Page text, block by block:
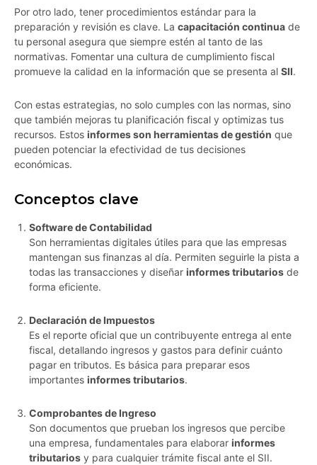
Por otro lado, tener procedimientos estándar para la
preparación y revisión es clave. La capacitación continua de
tu personal asegura que siempre estén al tanto de las
normativas. Fomentar una cultura de cumplimiento fiscal
promueve la calidad en la información que se presenta al SII.
Con estas estrategias, no solo cumples con las normas, sino
que también mejoras tu planificación fiscal y optimizas tus
recursos. Estos informes son herramientas de gestión que
pueden potenciar la efectividad de tus decisiones
económicas.
Conceptos clave
Software de Contabilidad
Son herramientas digitales útiles para que las empresas
mantengan sus finanzas al día. Permiten seguirle la pista a
todas las transacciones y diseñar informes tributarios de
forma eficiente.
Declaración de Impuestos
Es el reporte oficial que un contribuyente entrega al ente
fiscal, detallando ingresos y gastos para definir cuánto
pagar en tributos. Es básica para preparar esos
importantes informes tributarios.
Comprobantes de Ingreso
Son documentos que prueban los ingresos que percibe
una empresa, fundamentales para elaborar informes
tributarios y para cualquier trámite fiscal ante el SII.